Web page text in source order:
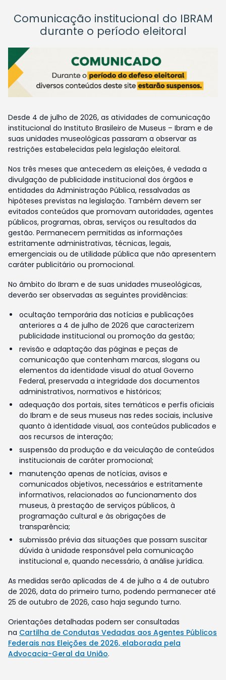
Comunicação institucional do IBRAM
durante o período eleitoral
Desde 4 de julho de 2026, as atividades de comunicação
institucional do Instituto Brasileiro de Museus – Ibram e de
suas unidades museológicas passaram a observar as
restrições estabelecidas pela legislação eleitoral.
Nos três meses que antecedem as eleições, é vedada a
divulgação de publicidade institucional dos órgãos e
entidades da Administração Pública, ressalvadas as
hipóteses previstas na legislação. Também devem ser
evitados conteúdos que promovam autoridades, agentes
públicos, programas, obras, serviços ou resultados da
gestão. Permanecem permitidas as informações
estritamente administrativas, técnicas, legais,
emergenciais ou de utilidade pública que não apresentem
caráter publicitário ou promocional.
No âmbito do Ibram e de suas unidades museológicas,
deverão ser observadas as seguintes providências:
ocultação temporária das notícias e publicações
anteriores a 4 de julho de 2026 que caracterizem
publicidade institucional ou promoção da gestão;
revisão e adaptação das páginas e peças de
comunicação que contenham marcas, slogans ou
elementos da identidade visual do atual Governo
Federal, preservada a integridade dos documentos
administrativos, normativos e históricos;
adequação dos portais, sites temáticos e perfis oficiais
do Ibram e de seus museus nas redes sociais, inclusive
quanto à identidade visual, aos conteúdos publicados e
aos recursos de interação;
suspensão da produção e da veiculação de conteúdos
institucionais de caráter promocional;
manutenção apenas de notícias, avisos e
comunicados objetivos, necessários e estritamente
informativos, relacionados ao funcionamento dos
museus, à prestação de serviços públicos, à
programação cultural e às obrigações de
transparência;
submissão prévia das situações que possam suscitar
dúvida à unidade responsável pela comunicação
institucional e, quando necessário, à análise jurídica.
As medidas serão aplicadas de 4 de julho a 4 de outubro
de 2026, data do primeiro turno, podendo permanecer até
25 de outubro de 2026, caso haja segundo turno.
Orientações detalhadas podem ser consultadas
na Cartilha de Condutas Vedadas aos Agentes Públicos
Federais nas Eleições de 2026, elaborada pela
Advocacia-Geral da União.